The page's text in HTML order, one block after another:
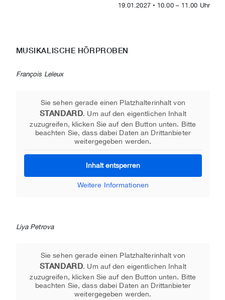
19.01.2027 • 10.00 – 11.00 Uhr
MUSIKALISCHE HÖRPROBEN
François Leleux
Sie sehen gerade einen Platzhalterinhalt von
STANDARD. Um auf den eigentlichen Inhalt
zuzugreifen, klicken Sie auf den Button unten. Bitte
beachten Sie, dass dabei Daten an Drittanbieter
weitergegeben werden.
Inhalt entsperren
Weitere Informationen
Liya Petrova
Sie sehen gerade einen Platzhalterinhalt von
STANDARD. Um auf den eigentlichen Inhalt
zuzugreifen, klicken Sie auf den Button unten. Bitte
beachten Sie, dass dabei Daten an Drittanbieter
weitergegeben werden.